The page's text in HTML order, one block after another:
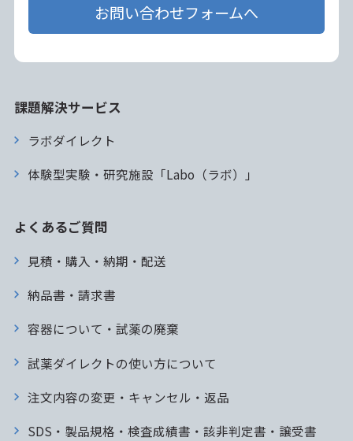
お問い合わせフォームへ
課題解決サービス
ラボダイレクト
体験型実験・研究施設「Labo（ラボ）」
よくあるご質問
見積・購入・納期・配送
納品書・請求書
容器について・試薬の廃棄
試薬ダイレクトの使い方について
注文内容の変更・キャンセル・返品
SDS・製品規格・検査成績書・該非判定書・譲受書